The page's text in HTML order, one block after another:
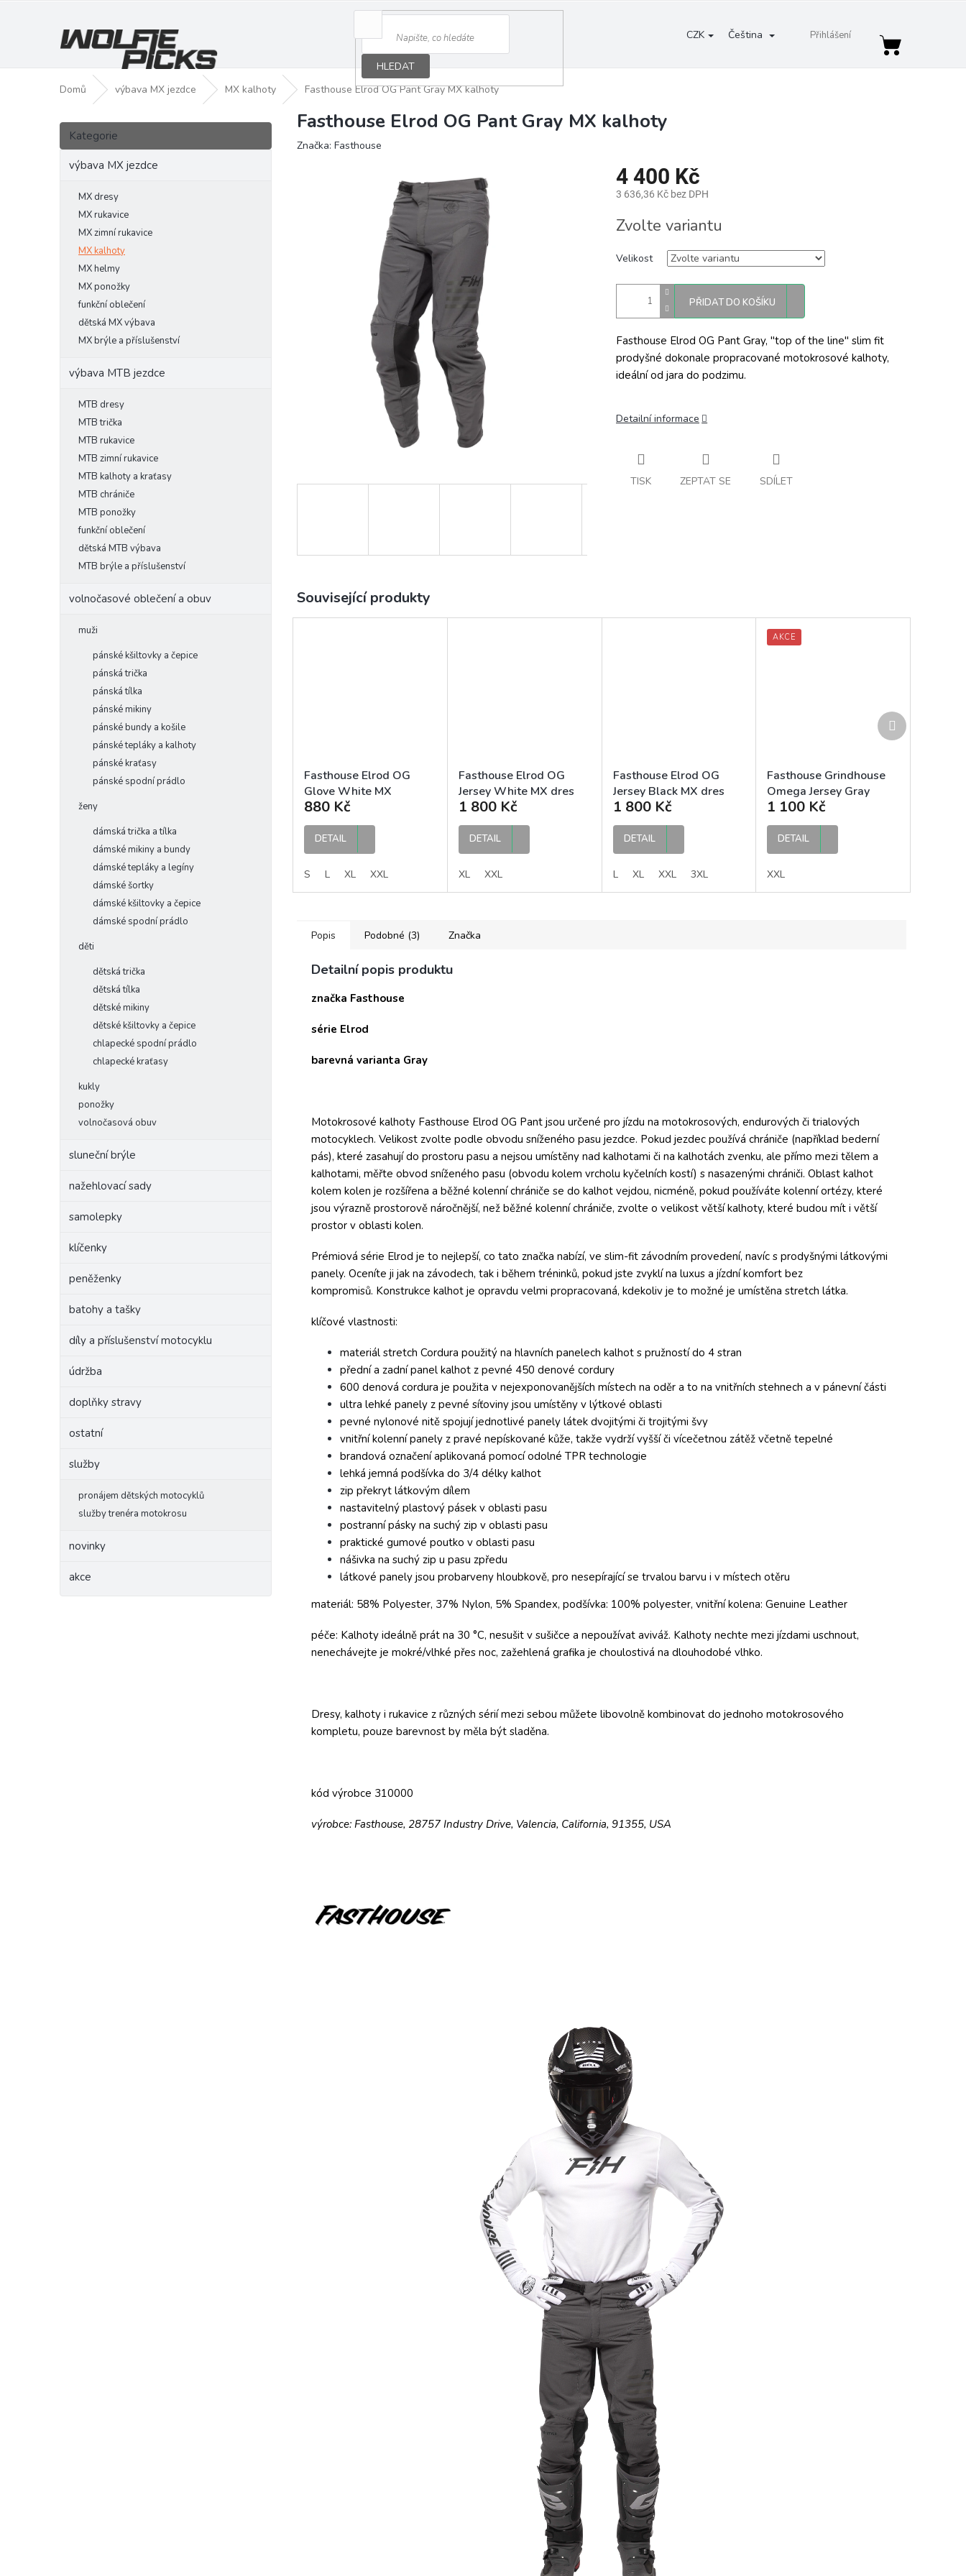
CZK Čeština Přihlášení
HLEDAT
Nákupní
Domů výbava MX jezdce MX kalhoty Fasthouse Elrod OG Pant Gray MX kalhoty
P
s
Přeskočit
kategorie
Kategorie
výbava MX jezdce
MX dresy
MX rukavice
MX zimní rukavice
MX kalhoty
MX helmy
MX ponožky
funkční oblečení
dětská MX výbava
MX brýle a příslušenství
výbava MTB jezdce
MTB dresy
MTB trička
MTB rukavice
MTB zimní rukavice
MTB kalhoty a kraťasy
MTB chrániče
MTB ponožky
funkční oblečení
dětská MTB výbava
MTB brýle a příslušenství
volnočasové oblečení a obuv
muži
pánské kšiltovky a čepice
pánská trička
pánská tílka
pánské mikiny
pánské bundy a košile
pánské tepláky a kalhoty
pánské kraťasy
pánské spodní prádlo
ženy
dámská trička a tílka
dámské mikiny a bundy
dámské tepláky a legíny
dámské šortky
dámské kšiltovky a čepice
dámské spodní prádlo
děti
dětská trička
dětská tílka
dětské mikiny
dětské kšiltovky a čepice
chlapecké spodní prádlo
chlapecké kraťasy
kukly
ponožky
volnočasová obuv
sluneční brýle
nažehlovací sady
samolepky
klíčenky
peněženky
batohy a tašky
díly a příslušenství motocyklu
údržba
doplňky stravy
ostatní
služby
pronájem dětských motocyklů
služby trenéra motokrosu
novinky
akce
Fasthouse Elrod OG Pant Gray MX kalhoty
Značka: Fasthouse
4 400 Kč
3 636,36 Kč bez DPH
cena:
Zvolte variantu
Velikost
PŘIDAT DO KOŠÍKU
Fasthouse Elrod OG Pant Gray, "top of the line" slim fit
prodyšné dokonale propracované motokrosové kalhoty,
ideální od jara do podzimu.
Detailní informace
TISK ZEPTAT SE SDÍLET
Související produkty
Fasthouse Elrod OG
Glove White MX
rukavice
880 Kč
DETAIL
S L XL XXL
Fasthouse Elrod OG
Jersey White MX dres
1 800 Kč
DETAIL
XL XXL
Fasthouse Elrod OG
Jersey Black MX dres
1 800 Kč
DETAIL
L XL XXL 3XL
AKCE
Fasthouse Grindhouse
Omega Jersey Gray
Black MX dres
1 100 Kč
DETAIL
XXL
Další
produkt
Popis Podobné (3) Značka
Detailní popis produktu
značka Fasthouse
série Elrod
barevná varianta Gray
Motokrosové kalhoty Fasthouse Elrod OG Pant jsou určené pro jízdu na motokrosových, endurových či trialových
motocyklech. Velikost zvolte podle obvodu sníženého pasu jezdce. Pokud jezdec používá chrániče (například bederní
pás), které zasahují do prostoru pasu a nejsou umístěny nad kalhotami či na kalhotách zvenku, ale přímo mezi tělem a
kalhotami, měřte obvod sníženého pasu (obvodu kolem vrcholu kyčelních kostí) s nasazenými chrániči. Oblast kalhot
kolem kolen je rozšířena a běžné kolenní chrániče se do kalhot vejdou, nicméně, pokud používáte kolenní ortézy, které
jsou výrazně prostorově náročnější, než běžné kolenní chrániče, zvolte o velikost větší kalhoty, které budou mít i větší
prostor v oblasti kolen.
Prémiová série Elrod je to nejlepší, co tato značka nabízí, ve slim-fit závodním provedení, navíc s prodyšnými látkovými
panely. Oceníte ji jak na závodech, tak i během tréninků, pokud jste zvyklí na luxus a jízdní komfort bez
kompromisů. Konstrukce kalhot je opravdu velmi propracovaná, kdekoliv je to možné je umístěna stretch látka.
klíčové vlastnosti:
materiál stretch Cordura použitý na hlavních panelech kalhot s pružností do 4 stran
přední a zadní panel kalhot z pevné 450 denové cordury
600 denová cordura je použita v nejexponovanějších místech na oděr a to na vnitřních stehnech a v pánevní části
ultra lehké panely z pevné síťoviny jsou umístěny v lýtkové oblasti
pevné nylonové nitě spojují jednotlivé panely látek dvojitými či trojitými švy
vnitřní kolenní panely z pravé nepískované kůže, takže vydrží vyšší či vícečetnou zátěž včetně tepelné
brandová označení aplikovaná pomocí odolné TPR technologie
lehká jemná podšívka do 3/4 délky kalhot
zip překryt látkovým dílem
nastavitelný plastový pásek v oblasti pasu
postranní pásky na suchý zip v oblasti pasu
praktické gumové poutko v oblasti pasu
nášivka na suchý zip u pasu zpředu
látkové panely jsou probarveny hloubkově, pro nesepírající se trvalou barvu i v místech otěru
materiál: 58% Polyester, 37% Nylon, 5% Spandex, podšívka: 100% polyester, vnitřní kolena: Genuine Leather
péče: Kalhoty ideálně prát na 30 °C, nesušit v sušičce a nepoužívat aviváž. Kalhoty nechte mezi jízdami uschnout,
nenechávejte je mokré/vlhké přes noc, zažehlená grafika je choulostivá na dlouhodobé vlhko.
Dresy, kalhoty i rukavice z různých sérií mezi sebou můžete libovolně kombinovat do jednoho motokrosového
kompletu, pouze barevnost by měla být sladěna.
kód výrobce 310000
výrobce: Fasthouse, 28757 Industry Drive, Valencia, California, 91355, USA